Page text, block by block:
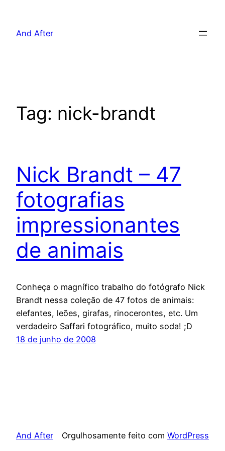
And After
Tag: nick-brandt
Nick Brandt – 47
fotografias
impressionantes
de animais
Conheça o magnífico trabalho do fotógrafo Nick
Brandt nessa coleção de 47 fotos de animais:
elefantes, leões, girafas, rinocerontes, etc. Um
verdadeiro Saffari fotográfico, muito soda! ;D
18 de junho de 2008
And After Orgulhosamente feito com WordPress